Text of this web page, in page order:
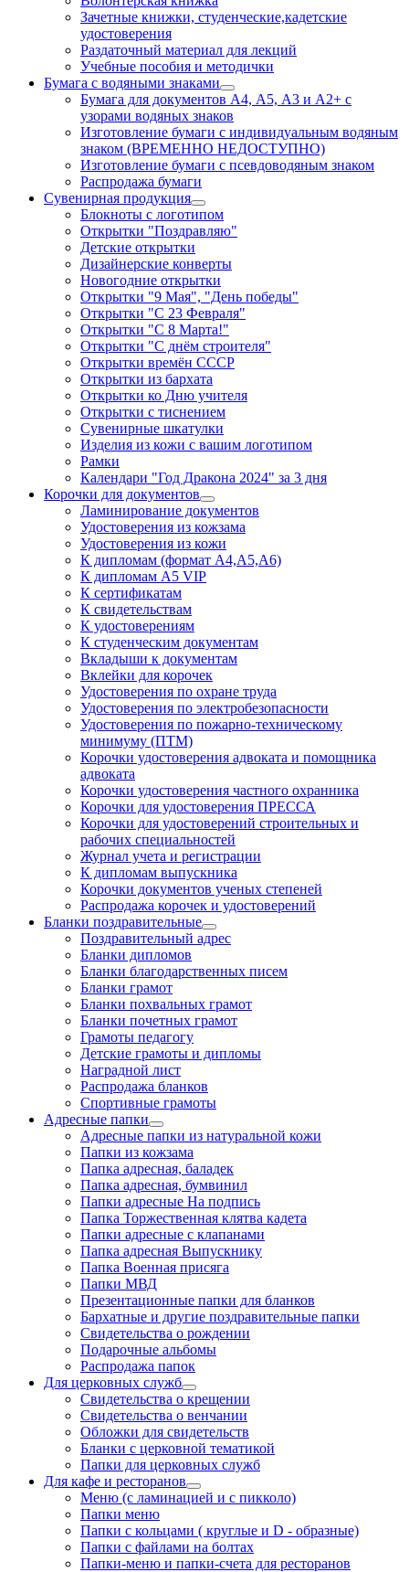
Зачетные книжки, студенческие,кадетские
удостоверения
Раздаточный материал для лекций
Учебные пособия и методички
Бумага с водяными знаками
Бумага для документов А4, А5, А3 и А2+ с
узорами водяных знаков
Изготовление бумаги с индивидуальным водяным
знаком (ВРЕМЕННО НЕДОСТУПНО)
Изготовление бумаги с псевдоводяным знаком
Распродажа бумаги
Сувенирная продукция
Блокноты с логотипом
Открытки "Поздравляю"
Детские открытки
Дизайнерские конверты
Новогодние открытки
Открытки "9 Мая", "День победы"
Открытки "С 23 Февраля"
Открытки "С 8 Марта!"
Открытки "С днём строителя"
Открытки времён СССР
Открытки из бархата
Открытки ко Дню учителя
Открытки с тиснением
Сувенирные шкатулки
Изделия из кожи с вашим логотипом
Рамки
Календари "Год Дракона 2024" за 3 дня
Корочки для документов
Ламинирование документов
Удостоверения из кожзама
Удостоверения из кожи
К дипломам (формат А4,А5,А6)
К дипломам А5 VIP
К сертификатам
К свидетельствам
К удостоверениям
К студенческим документам
Вкладыши к документам
Вклейки для корочек
Удостоверения по охране труда
Удостоверения по электробезопасности
Удостоверения по пожарно-техническому
минимуму (ПТМ)
Корочки удостоверения адвоката и помощника
адвоката
Корочки удостоверения частного охранника
Корочки для удостоверения ПРЕССА
Корочки для удостоверений строительных и
рабочих специальностей
Журнал учета и регистрации
К дипломам выпускника
Корочки документов ученых степеней
Распродажа корочек и удостоверений
Бланки поздравительные
Поздравительный адрес
Бланки дипломов
Бланки благодарственных писем
Бланки грамот
Бланки похвальных грамот
Бланки почетных грамот
Грамоты педагогу
Детские грамоты и дипломы
Наградной лист
Распродажа бланков
Спортивные грамоты
Адресные папки
Адресные папки из натуральной кожи
Папки из кожзама
Папка адресная, баладек
Папка адресная, бумвинил
Папки адресные На подпись
Папка Торжественная клятва кадета
Папки адресные с клапанами
Папка адресная Выпускнику
Папка Военная присяга
Папки МВД
Презентационные папки для бланков
Бархатные и другие поздравительные папки
Свидетельства о рождении
Подарочные альбомы
Распродажа папок
Для церковных служб
Свидетельства о крещении
Свидетельства о венчании
Обложки для свидетельств
Бланки с церковной тематикой
Папки для церковных служб
Для кафе и ресторанов
Меню (с ламинацией и с пикколо)
Папки меню
Папки с кольцами ( круглые и D - образные)
Папки с файлами на болтах
Папки-меню и папки-счета для ресторанов